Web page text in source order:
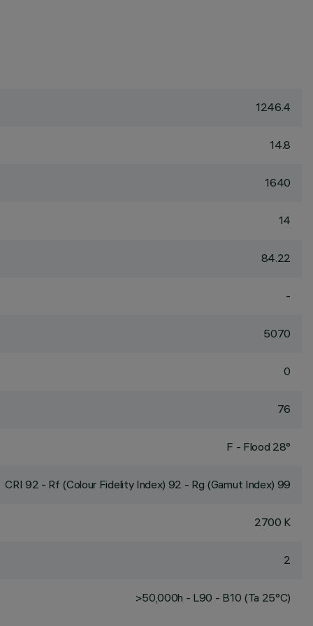
1246.4
14.8
1640
14
84.22
-
5070
0
76
F - Flood 28°
CRI 92 - Rf (Colour Fidelity Index) 92 - Rg (Gamut Index) 99
2700 K
2
>50,000h - L90 - B10 (Ta 25°C)